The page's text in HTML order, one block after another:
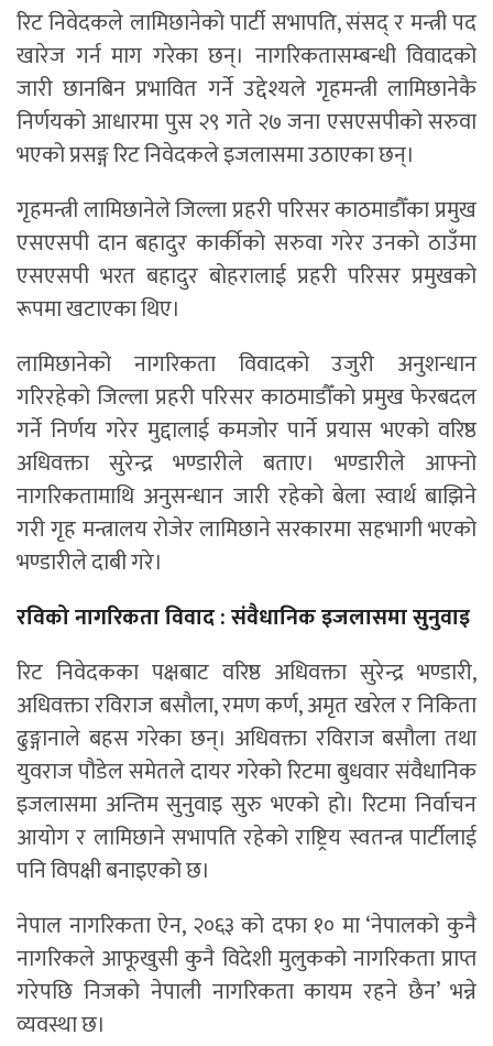
रिट निवेदकले लामिछानेको पार्टी सभापति, संसद् र मन्त्री पद
खारेज गर्न माग गरेका छन्। नागरिकतासम्बन्धी विवादको
जारी छानबिन प्रभावित गर्ने उद्देश्यले गृहमन्त्री लामिछानेकै
निर्णयको आधारमा पुस २९ गते २७ जना एसएसपीको सरुवा
भएको प्रसङ्ग रिट निवेदकले इजलासमा उठाएका छन्।
गृहमन्त्री लामिछानेले जिल्ला प्रहरी परिसर काठमाडौँका प्रमुख
एसएसपी दान बहादुर कार्कीको सरुवा गरेर उनको ठाउँमा
एसएसपी भरत बहादुर बोहरालाई प्रहरी परिसर प्रमुखको
रूपमा खटाएका थिए।
लामिछानेको नागरिकता विवादको उजुरी अनुशन्धान
गरिरहेको जिल्ला प्रहरी परिसर काठमाडौँको प्रमुख फेरबदल
गर्ने निर्णय गरेर मुद्दालाई कमजोर पार्ने प्रयास भएको वरिष्ठ
अधिवक्ता सुरेन्द्र भण्डारीले बताए। भण्डारीले आफ्नो
नागरिकतामाथि अनुसन्धान जारी रहेको बेला स्वार्थ बाझिने
गरी गृह मन्त्रालय रोजेर लामिछाने सरकारमा सहभागी भएको
भण्डारीले दाबी गरे।
रविको नागरिकता विवाद : संवैधानिक इजलासमा सुनुवाइ
रिट निवेदकका पक्षबाट वरिष्ठ अधिवक्ता सुरेन्द्र भण्डारी,
अधिवक्ता रविराज बसौला, रमण कर्ण, अमृत खरेल र निकिता
ढुङ्गानाले बहस गरेका छन्। अधिवक्ता रविराज बसौला तथा
युवराज पौडेल समेतले दायर गरेको रिटमा बुधवार संवैधानिक
इजलासमा अन्तिम सुनुवाइ सुरु भएको हो। रिटमा निर्वाचन
आयोग र लामिछाने सभापति रहेको राष्ट्रिय स्वतन्त्र पार्टीलाई
पनि विपक्षी बनाइएको छ।
नेपाल नागरिकता ऐन, २०६३ को दफा १० मा ‘नेपालको कुनै
नागरिकले आफूखुसी कुनै विदेशी मुलुकको नागरिकता प्राप्त
गरेपछि निजको नेपाली नागरिकता कायम रहने छैन’ भन्ने
व्यवस्था छ।